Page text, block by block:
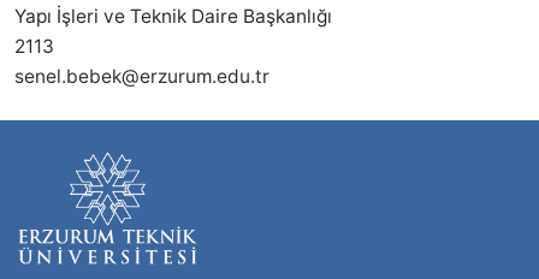
Yapı İşleri ve Teknik Daire Başkanlığı
2113
senel.bebek@erzurum.edu.tr